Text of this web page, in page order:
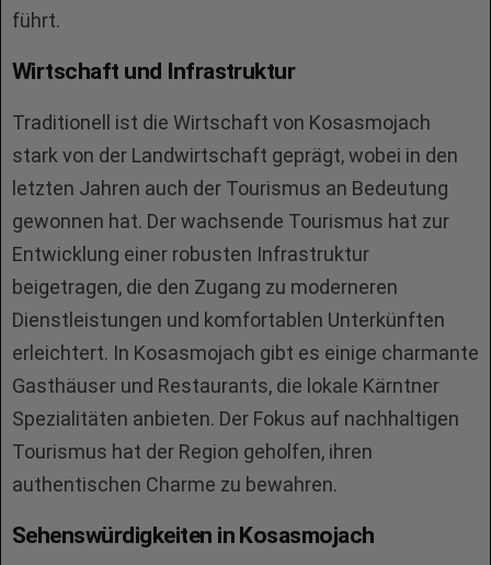
führt.
Wirtschaft und Infrastruktur
Traditionell ist die Wirtschaft von Kosasmojach
stark von der Landwirtschaft geprägt, wobei in den
letzten Jahren auch der Tourismus an Bedeutung
gewonnen hat. Der wachsende Tourismus hat zur
Entwicklung einer robusten Infrastruktur
beigetragen, die den Zugang zu moderneren
Dienstleistungen und komfortablen Unterkünften
erleichtert. In Kosasmojach gibt es einige charmante
Gasthäuser und Restaurants, die lokale Kärntner
Spezialitäten anbieten. Der Fokus auf nachhaltigen
Tourismus hat der Region geholfen, ihren
authentischen Charme zu bewahren.
Sehenswürdigkeiten in Kosasmojach